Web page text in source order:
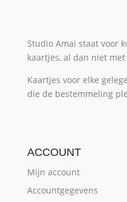
Studio Amai staat voor
kaartjes, al dan niet
Kaartjes voor elke
die de bestemmeling
ACCOUNT
Mijn account
Accountgegevens